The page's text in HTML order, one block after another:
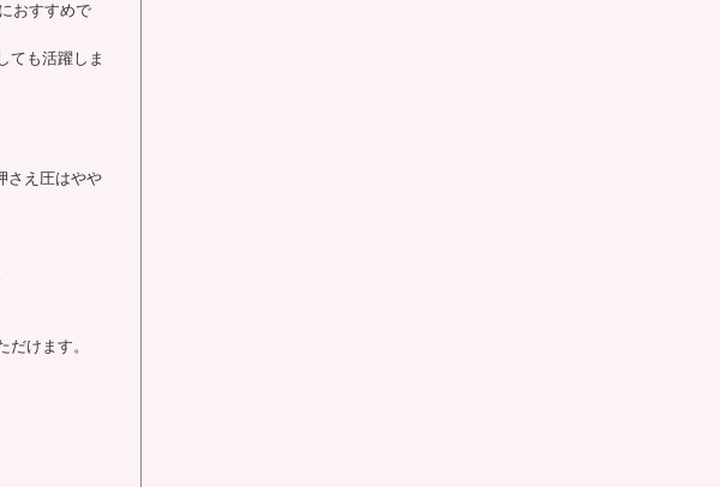
おすすめで
ても活躍しま
さえ圧はやや
けます。